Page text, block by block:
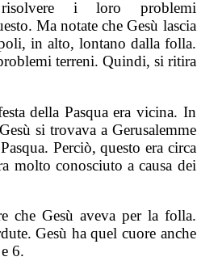
i loro problemi
Ma notate che Gesù lascia
in alto, lontano dalla folla.
terreni. Quindi, si ritira
della Pasqua era vicina. In
si trovava a Gerusalemme
Perciò, questo era circa
molto conosciuto a causa dei
che Gesù aveva per la folla.
Gesù ha quel cuore anche
6.